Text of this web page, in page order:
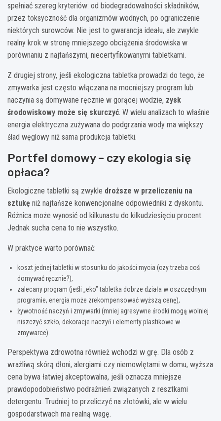
spełniać szereg kryteriów: od biodegradowalności składników,
przez toksyczność dla organizmów wodnych, po ograniczenie
niektórych surowców. Nie jest to gwarancja ideału, ale zwykle
realny krok w stronę mniejszego obciążenia środowiska w
porównaniu z najtańszymi, niecertyfikowanymi tabletkami.
Z drugiej strony, jeśli ekologiczna tabletka prowadzi do tego, że
zmywarka jest często włączana na mocniejszy program lub
naczynia są domywane ręcznie w gorącej wodzie, zysk
środowiskowy może się skurczyć. W wielu analizach to właśnie
energia elektryczna zużywana do podgrzania wody ma większy
ślad węglowy niż sama produkcja tabletki.
Portfel domowy – czy ekologia się
opłaca?
Ekologiczne tabletki są zwykle droższe w przeliczeniu na
sztukę niż najtańsze konwencjonalne odpowiedniki z dyskontu.
Różnica może wynosić od kilkunastu do kilkudziesięciu procent.
Jednak sucha cena to nie wszystko.
W praktyce warto porównać:
koszt jednej tabletki w stosunku do jakości mycia (czy trzeba coś
domywać ręcznie?),
zalecany program (jeśli „eko” tabletka dobrze działa w oszczędnym
programie, energia może zrekompensować wyższą cenę),
żywotność naczyń i zmywarki (mniej agresywne środki mogą wolniej
niszczyć szkło, dekoracje naczyń i elementy plastikowe w
zmywarce).
Perspektywa zdrowotna również wchodzi w grę. Dla osób z
wrażliwą skórą dłoni, alergiami czy niemowlętami w domu, wyższa
cena bywa łatwiej akceptowalna, jeśli oznacza mniejsze
prawdopodobieństwo podrażnień związanych z resztkami
detergentu. Trudniej to przeliczyć na złotówki, ale w wielu
gospodarstwach ma realną wagę.